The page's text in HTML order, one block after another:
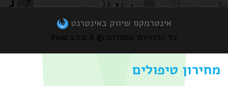
אינטרמקס שיווק באינטרנט
כל הזכויות שמורות © imacs.co.il
טיפולים